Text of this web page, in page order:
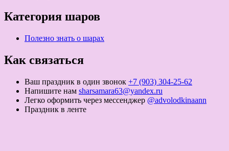
Категория шаров
Полезно знать о шарах
Как связаться
Ваш праздник в один звонок +7 (903) 304-25-62
Напишите нам sharsamara63@yandex.ru
Легко оформить через мессенджер @advolodkinaann
Праздник в ленте